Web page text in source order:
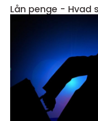
Lån penge - Hvad